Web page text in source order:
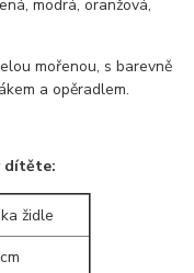
modrá, oranžová,
mořenou, s barevně
a opěradlem.
dítěte:
židle